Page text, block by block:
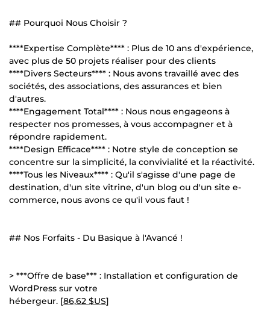
## Pourquoi Nous Choisir ?
****Expertise Complète**** : Plus de 10 ans d'expérience,
avec plus de 50 projets réaliser pour des clients
****Divers Secteurs**** : Nous avons travaillé avec des
sociétés, des associations, des assurances et bien
d'autres.
****Engagement Total**** : Nous nous engageons à
respecter nos promesses, à vous accompagner et à
répondre rapidement.
****Design Efficace**** : Notre style de conception se
concentre sur la simplicité, la convivialité et la réactivité.
****Tous les Niveaux**** : Qu'il s'agisse d'une page de
destination, d'un site vitrine, d'un blog ou d'un site e-
commerce, nous avons ce qu'il vous faut !
## Nos Forfaits - Du Basique à l'Avancé !
> ***Offre de base*** : Installation et configuration de
WordPress sur votre
hébergeur. [86,62 $US]